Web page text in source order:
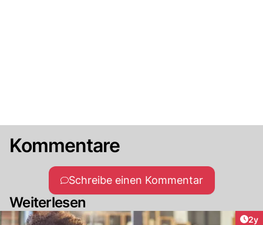
Kommentare
Schreibe einen Kommentar
Weiterlesen
2y